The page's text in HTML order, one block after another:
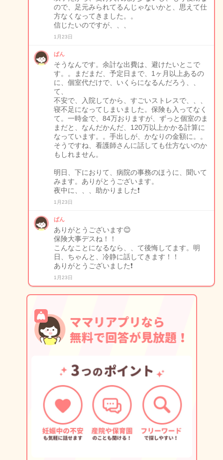
ので、足元みられてるんじゃないかと、思えて仕
方なくなってきました。。
信じたいのですが、、、
1月23日
ぱん
そうなんです。余計な出費は、避けたいとこで
す。。まだまだ、予定日まで、1ヶ月以上あるの
に、個室代だけで、いくらになるんだろう、、
て、
不安で、入院してから、すごいストレスで、、、
寝不足になってしまいました。保険も入ってなく
て。一時金で、84万おりますが、ずっと個室のま
まだと、なんだかんだ、120万以上かかる計算に
なっています。。手出しが、かなりの金額に。。
そうですね、看護師さんに話しても仕方ないのか
もしれません。
明日、下におりて、病院の事務のほうに、聞いて
みます。ありがとうございます。
夜中に、、、助かりました❗️
1月23日
ぱん
ありがとうございます😊
保険大事デスね！！
こんなことになるなら、、て後悔してます。明
日、ちゃんと、冷静に話してきます！！
ありがとうございました❗️
1月23日